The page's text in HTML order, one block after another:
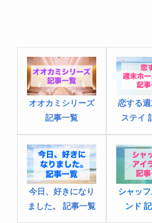
オオカミシリーズ
記事一覧
恋する
ステイ
今日、好きになり
ました。 記事一覧
シャッ
ンド